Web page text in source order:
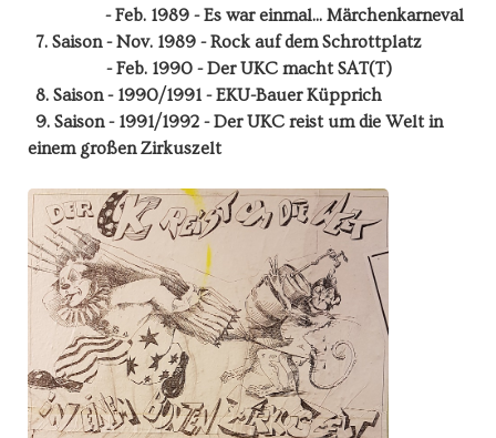
- Feb. 1989 - Es war einmal... Märchenkarneval
7. Saison - Nov. 1989 - Rock auf dem Schrottplatz
- Feb. 1990 - Der UKC macht SAT(T)
8. Saison - 1990/1991 - EKU-Bauer Küpprich
9. Saison - 1991/1992 - Der UKC reist um die Welt in
einem großen Zirkuszelt